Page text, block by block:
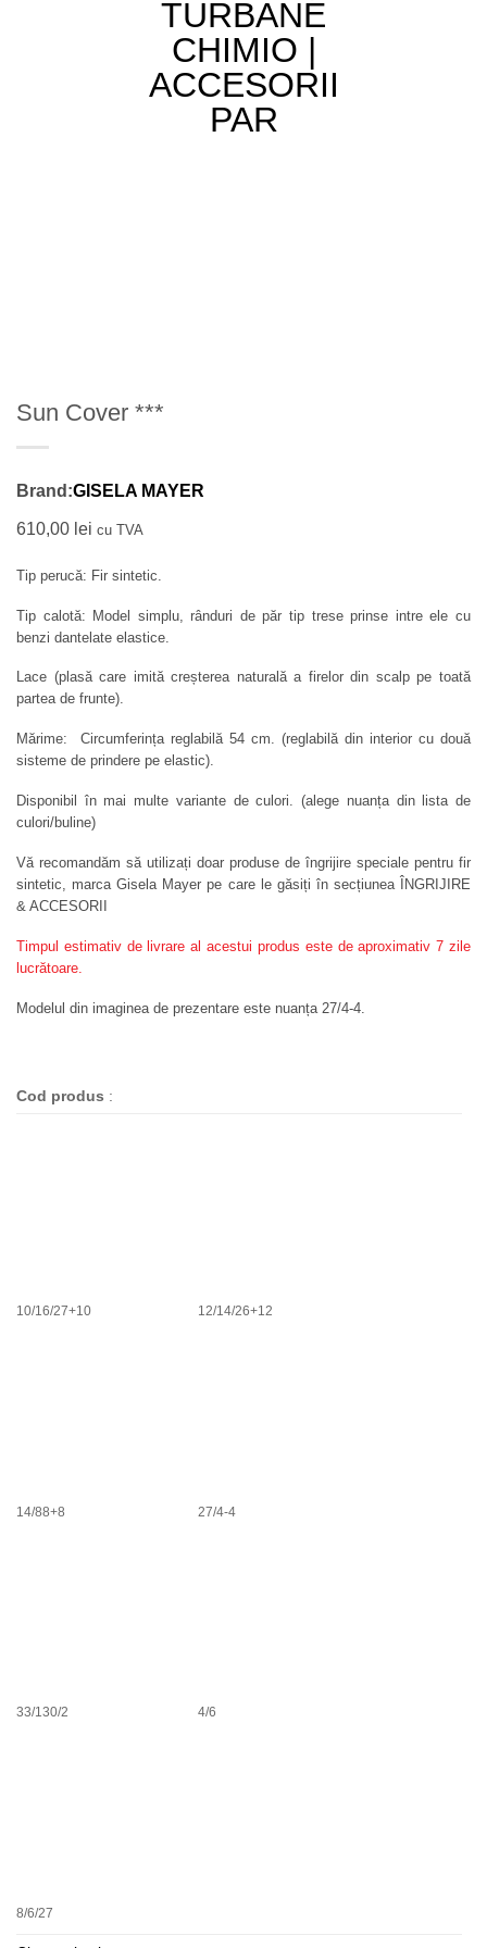
Sun Cover ***
Brand:GISELA MAYER
610,00 lei cu TVA
Tip perucă: Fir sintetic.
Tip calotă: Model simplu, rânduri de păr tip trese prinse intre ele cu
benzi dantelate elastice.
Lace (plasă care imită creșterea naturală a firelor din scalp pe toată
partea de frunte).
Mărime: Circumferința reglabilă 54 cm. (reglabilă din interior cu două
sisteme de prindere pe elastic).
Disponibil în mai multe variante de culori. (alege nuanța din lista de
culori/buline)
Vă recomandăm să utilizați doar produse de îngrijire speciale pentru fir
sintetic, marca Gisela Mayer pe care le găsiți în secțiunea ÎNGRIJIRE
& ACCESORII
Timpul estimativ de livrare al acestui produs este de aproximativ 7 zile
lucrătoare.
Modelul din imaginea de prezentare este nuanța 27/4-4.
Cod produs :
10/16/27+10 12/14/26+12
14/88+8 27/4-4
33/130/2 4/6
8/6/27